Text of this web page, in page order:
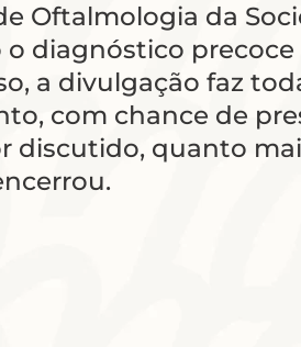
Oftalmologia da
diagnóstico
a divulgação faz
com chance de
discutido, quanto